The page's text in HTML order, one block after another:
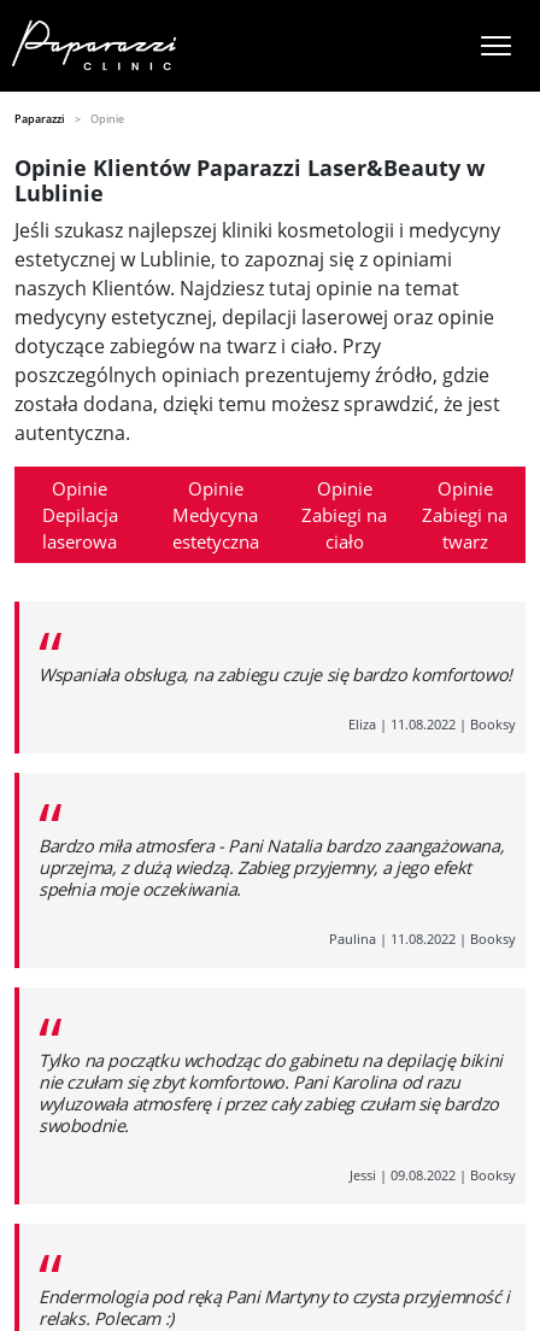
Paparazzi Opinie
Opinie Klientów Paparazzi Laser&Beauty w
Lublinie
Jeśli szukasz najlepszej kliniki kosmetologii i medycyny
estetycznej w Lublinie, to zapoznaj się z opiniami
naszych Klientów. Najdziesz tutaj opinie na temat
medycyny estetycznej, depilacji laserowej oraz opinie
dotyczące zabiegów na twarz i ciało. Przy
poszczególnych opiniach prezentujemy źródło, gdzie
została dodana, dzięki temu możesz sprawdzić, że jest
autentyczna.
Opinie
Depilacja
laserowa
Opinie
Medycyna
estetyczna
Opinie
Zabiegi na
ciało
Opinie
Zabiegi na
twarz
“
Wspaniała obsługa, na zabiegu czuje się bardzo komfortowo!
Eliza | 11.08.2022 | Booksy
“
Bardzo miła atmosfera - Pani Natalia bardzo zaangażowana,
uprzejma, z dużą wiedzą. Zabieg przyjemny, a jego efekt
spełnia moje oczekiwania.
Paulina | 11.08.2022 | Booksy
“
Tylko na początku wchodząc do gabinetu na depilację bikini
nie czułam się zbyt komfortowo. Pani Karolina od razu
wyluzowała atmosferę i przez cały zabieg czułam się bardzo
swobodnie.
Jessi | 09.08.2022 | Booksy
“
Endermologia pod ręką Pani Martyny to czysta przyjemność i
relaks. Polecam :)